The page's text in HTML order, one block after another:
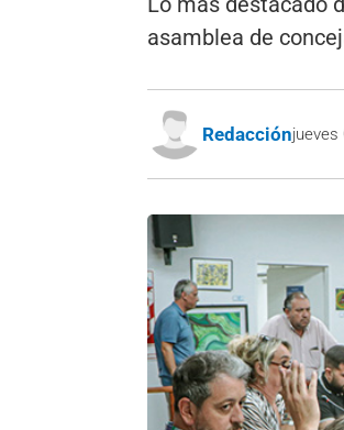
asamblea de
Redacciónjueves